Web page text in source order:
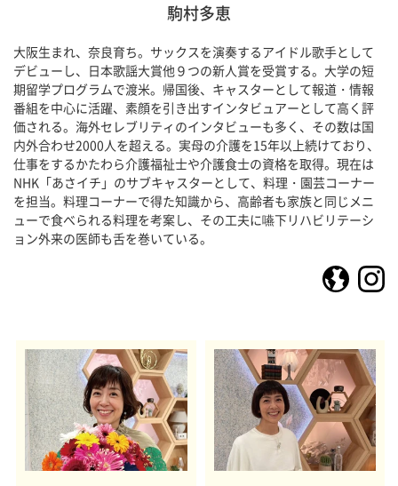
駒村多恵
大阪生まれ、奈良育ち。サックスを演奏するアイドル歌手として
デビューし、日本歌謡大賞他９つの新人賞を受賞する。大学の短
期留学プログラムで渡米。帰国後、キャスターとして報道・情報
番組を中心に活躍、素顔を引き出すインタビュアーとして高く評
価される。海外セレブリティのインタビューも多く、その数は国
内外合わせ2000人を超える。実母の介護を15年以上続けており、
仕事をするかたわら介護福祉士や介護食士の資格を取得。現在は
NHK「あさイチ」のサブキャスターとして、料理・園芸コーナー
を担当。料理コーナーで得た知識から、高齢者も家族と同じメニ
ューで食べられる料理を考案し、その工夫に嚥下リハビリテーシ
ョン外来の医師も舌を巻いている。